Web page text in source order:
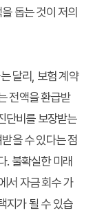
돕는 것이 저의
달리, 보험 계약
전액을 환급받
단비를 보장받는
을 수 있다는 점
. 불확실한 미래
서 자금 회수 가
지가 될 수 있습